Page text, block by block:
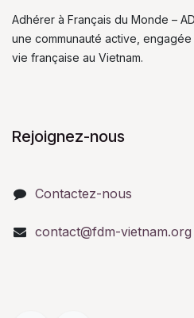
Adhérer à Français du Monde –
une communauté active,
vie française au Vietnam.
Rejoignez-nous
Contactez-nous
contact@fdm-vietnam.org